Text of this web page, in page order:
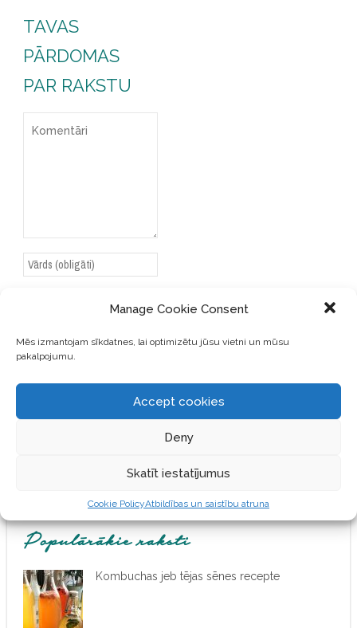
Manage Cookie Consent
Mēs izmantojam sīkdatnes, lai optimizētu jūsu vietni un mūsu
pakalpojumu.
Accept cookies
Deny
Skatīt iestatījumus
Cookie PolicyAtbildības un saistību atruna
TAVAS
PĀRDOMAS
PAR RAKSTU
SAGLABĀJIET MANU VĀRDU,
E-PASTA ADRESI UN VIETNI
Populārākie raksti
Kombuchas jeb tējas sēnes recepte